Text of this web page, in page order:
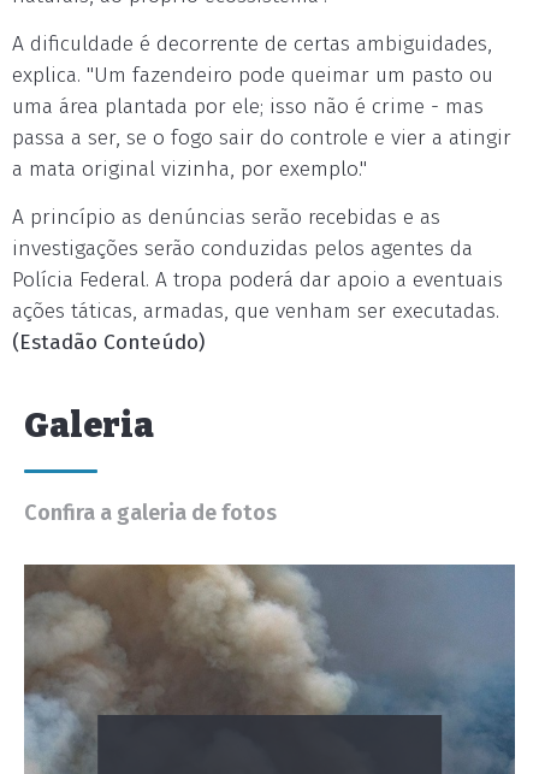
A dificuldade é decorrente de certas ambiguidades,
explica. "Um fazendeiro pode queimar um pasto ou
uma área plantada por ele; isso não é crime - mas
passa a ser, se o fogo sair do controle e vier a atingir
a mata original vizinha, por exemplo."
A princípio as denúncias serão recebidas e as
investigações serão conduzidas pelos agentes da
Polícia Federal. A tropa poderá dar apoio a eventuais
ações táticas, armadas, que venham ser executadas.
(Estadão Conteúdo)
Galeria
Confira a galeria de fotos